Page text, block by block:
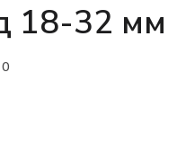
18-32 мм
0